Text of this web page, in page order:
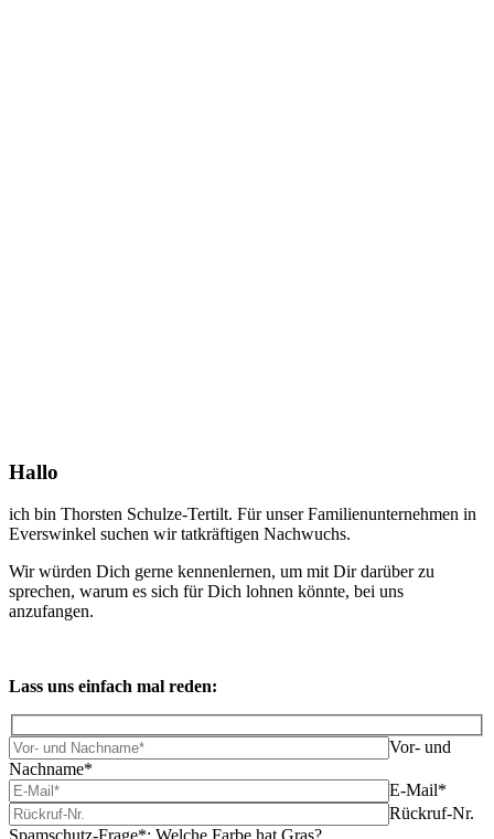
Hallo
ich bin Thorsten Schulze-Tertilt. Für unser Familienunternehmen in
Everswinkel suchen wir tatkräftigen Nachwuchs.
Wir würden Dich gerne kennenlernen, um mit Dir darüber zu
sprechen, warum es sich für Dich lohnen könnte, bei uns
anzufangen.
Lass uns einfach mal reden:
Vor- und
Nachname*
E-Mail*
Rückruf-Nr.
Spamschutz-Frage*: Welche Farbe hat Gras?